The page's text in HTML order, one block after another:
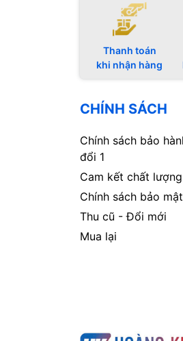
Thanh toán
khi nhận hàng
CHÍNH SÁCH
Chính sách bảo
đổi 1
Cam kết chất lượng
Chính sách bảo mật
Thu cũ - Đổi mới
Mua lại